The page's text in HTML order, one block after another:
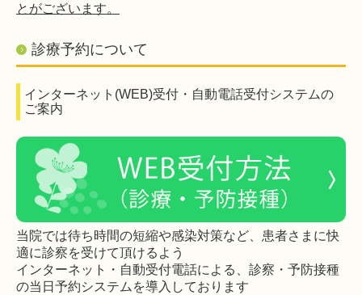
とがございます。
診療予約について
インターネット(WEB)受付・自動電話受付システムの
ご案内
当院では待ち時間の短縮や感染対策など、患者さまに快
適に診察を受けて頂けるよう
インターネット・自動受付電話による、診察・予防接種
の当日予約システムを導入しております